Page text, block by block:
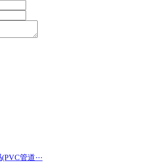
管道···